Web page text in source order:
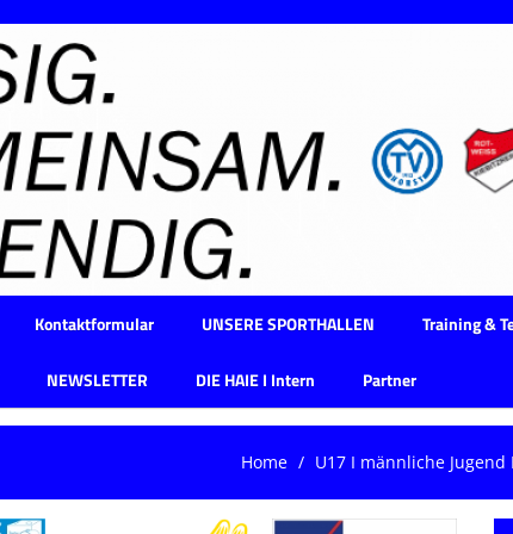
Kontaktformular UNSERE SPORTHALLEN Training &
NEWSLETTER DIE HAIE I Intern Partner
Home U17 I männliche Jugend